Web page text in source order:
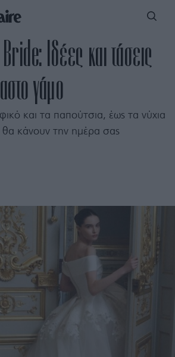
Ιδέες και τάσεις
γάμο
και τα παπούτσια, έως τα νύχια
κάνουν την ημέρα σας